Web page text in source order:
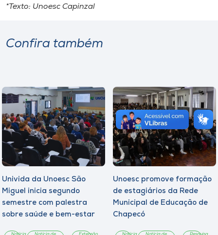
*Texto: Unoesc Capinzal
Confira também
Univida da Unoesc São
Miguel inicia segundo
semestre com palestra
sobre saúde e bem-estar
Unoesc promove formação
de estagiários da Rede
Municipal de Educação de
Chapecó